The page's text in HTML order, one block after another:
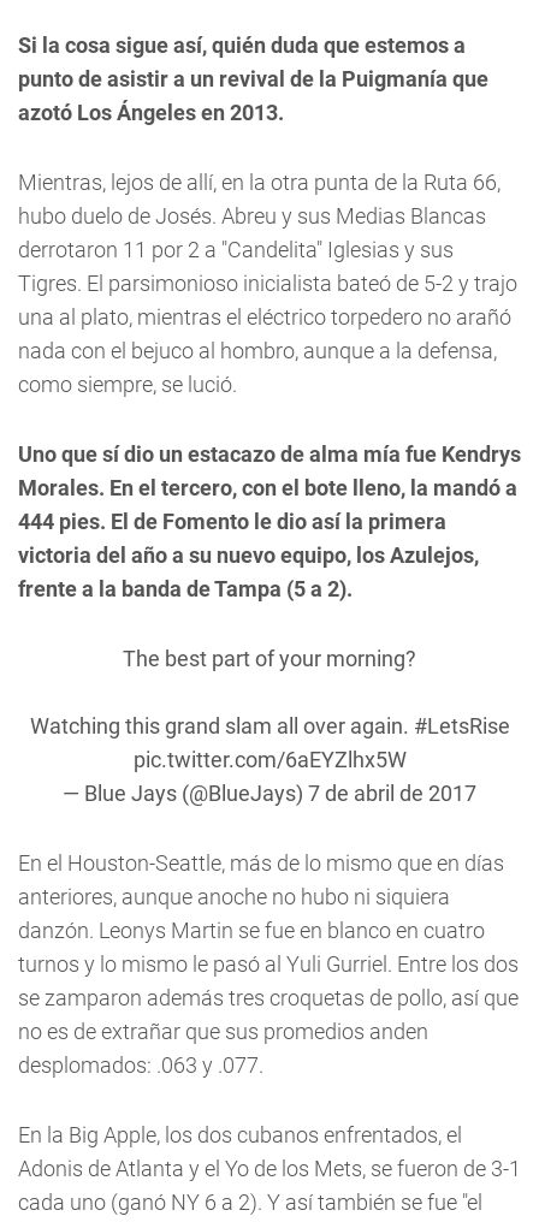
Si la cosa sigue así, quién duda que estemos a
punto de asistir a un revival de la Puigmanía que
azotó Los Ángeles en 2013.
Mientras, lejos de allí, en la otra punta de la Ruta 66,
hubo duelo de Josés. Abreu y sus Medias Blancas
derrotaron 11 por 2 a "Candelita" Iglesias y sus
Tigres. El parsimonioso inicialista bateó de 5-2 y trajo
una al plato, mientras el eléctrico torpedero no arañó
nada con el bejuco al hombro, aunque a la defensa,
como siempre, se lució.
Uno que sí dio un estacazo de alma mía fue Kendrys
Morales. En el tercero, con el bote lleno, la mandó a
444 pies. El de Fomento le dio así la primera
victoria del año a su nuevo equipo, los Azulejos,
frente a la banda de Tampa (5 a 2).
The best part of your morning?
Watching this grand slam all over again. #LetsRise
pic.twitter.com/6aEYZlhx5W
— Blue Jays (@BlueJays) 7 de abril de 2017
En el Houston-Seattle, más de lo mismo que en días
anteriores, aunque anoche no hubo ni siquiera
danzón. Leonys Martin se fue en blanco en cuatro
turnos y lo mismo le pasó al Yuli Gurriel. Entre los dos
se zamparon además tres croquetas de pollo, así que
no es de extrañar que sus promedios anden
desplomados: .063 y .077.
En la Big Apple, los dos cubanos enfrentados, el
Adonis de Atlanta y el Yo de los Mets, se fueron de 3-1
cada uno (ganó NY 6 a 2). Y así también se fue "el